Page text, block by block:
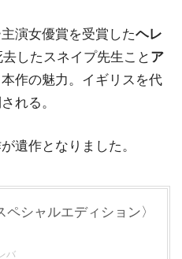
演女優賞を受賞したヘレ
したスネイプ先生こと ア
作の魅力。イギリスを代
れる。
遺作となりました。
ペシャルエディション〉
バ